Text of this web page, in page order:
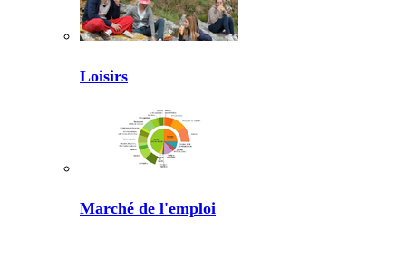
Loisirs
Marché de l'emploi